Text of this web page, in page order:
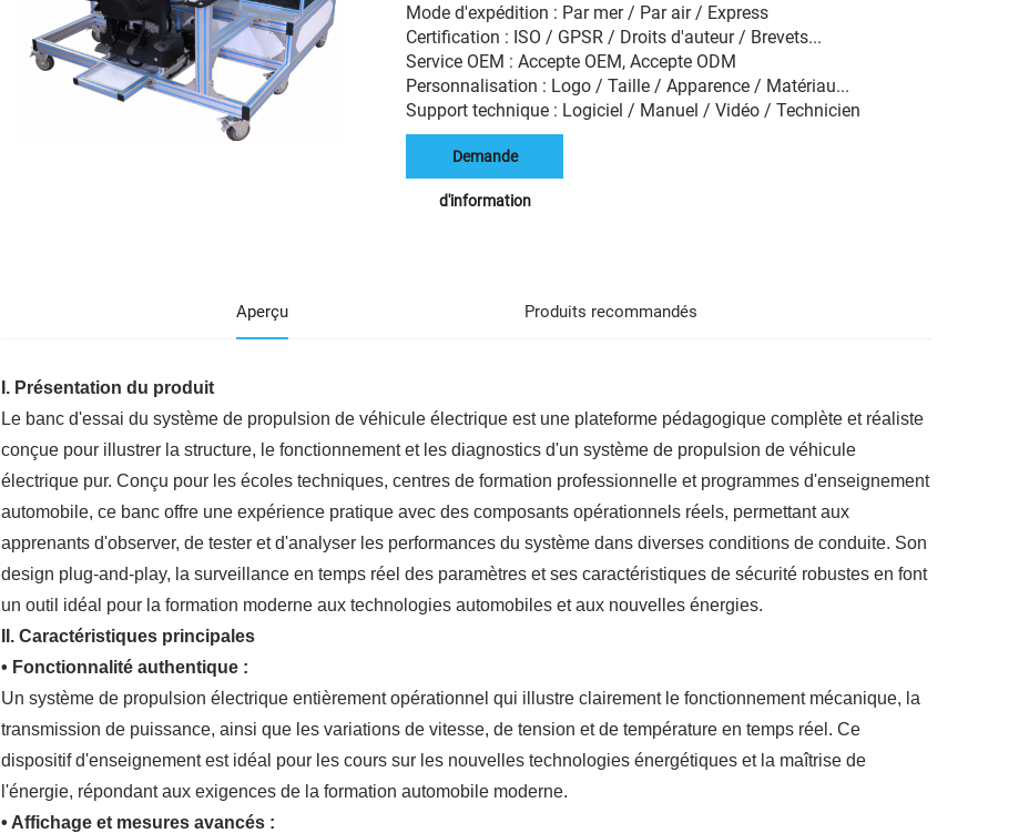
Mode d'expédition : Par mer / Par air / Express
Certification : ISO / GPSR / Droits d'auteur / Brevets...
Service OEM : Accepte OEM, Accepte ODM
Personnalisation : Logo / Taille / Apparence / Matériau...
Support technique : Logiciel / Manuel / Vidéo / Technicien
Demande
d'information
Aperçu Produits recommandés
I. Présentation du produit
Le banc d'essai du système de propulsion de véhicule électrique est une plateforme pédagogique complète et réaliste
conçue pour illustrer la structure, le fonctionnement et les diagnostics d'un système de propulsion de véhicule
électrique pur. Conçu pour les écoles techniques, centres de formation professionnelle et programmes d'enseignement
automobile, ce banc offre une expérience pratique avec des composants opérationnels réels, permettant aux
apprenants d'observer, de tester et d'analyser les performances du système dans diverses conditions de conduite. Son
design plug-and-play, la surveillance en temps réel des paramètres et ses caractéristiques de sécurité robustes en font
un outil idéal pour la formation moderne aux technologies automobiles et aux nouvelles énergies.
II. Caractéristiques principales
• Fonctionnalité authentique :
Un système de propulsion électrique entièrement opérationnel qui illustre clairement le fonctionnement mécanique, la
transmission de puissance, ainsi que les variations de vitesse, de tension et de température en temps réel. Ce
dispositif d'enseignement est idéal pour les cours sur les nouvelles technologies énergétiques et la maîtrise de
l'énergie, répondant aux exigences de la formation automobile moderne.
• Affichage et mesures avancés :